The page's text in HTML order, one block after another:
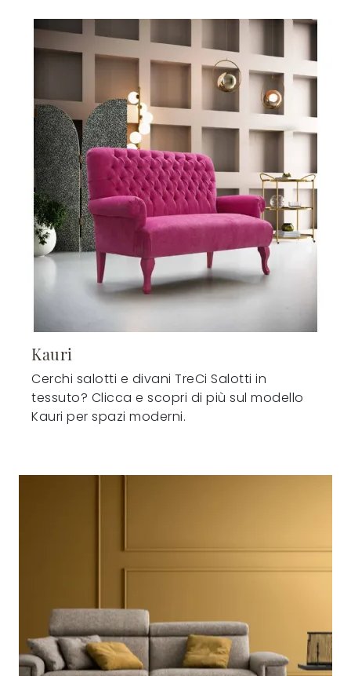
Kauri
Cerchi salotti e divani TreCi Salotti in
tessuto? Clicca e scopri di più sul modello
Kauri per spazi moderni.